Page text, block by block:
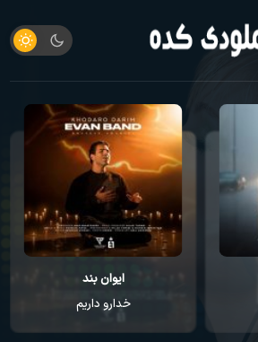
ایوان بند
خدارو داریم